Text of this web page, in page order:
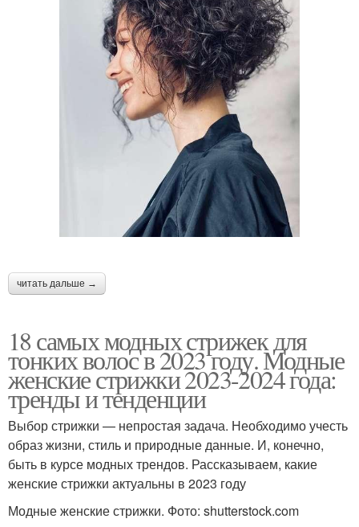
читать дальше →
18 самых модных стрижек для
тонких волос в 2023 году. Модные
женские стрижки 2023-2024 года:
тренды и тенденции
Выбор стрижки — непростая задача. Необходимо учесть
образ жизни, стиль и природные данные. И, конечно,
быть в курсе модных трендов. Рассказываем, какие
женские стрижки актуальны в 2023 году
Модные женские стрижки. Фото: shutterstock.com